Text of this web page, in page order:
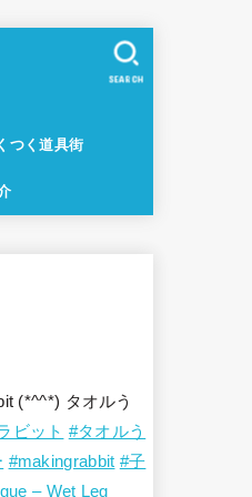
つく道具街
SEARCH
(*^^*) タオルう
ビット #タオルう
#makingrabbit #子
– Wet Leg